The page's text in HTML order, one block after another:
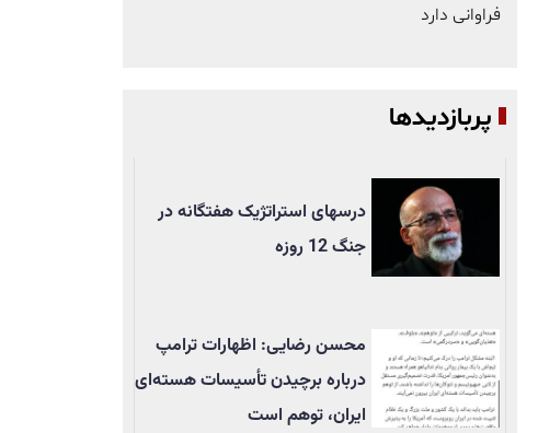
فراوانی دارد
پربازدیدها
درسهای استراتژیک هفتگانه در
جنگ 12 روزه
محسن رضایی: اظهارات ترامپ
درباره برچیدن تأسيسات هسته‌ای
ایران، توهم است